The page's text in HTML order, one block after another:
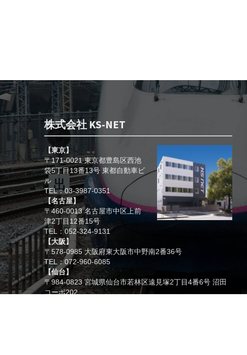
株式会社 KS-NET
【東京】
〒171-0021 東京都豊島区西池
袋5丁目13番13号 東都自動車ビ
ル
TEL：03-3987-0351
【名古屋】
〒460-0013 名古屋市中区上前
津2丁目12番15号
TEL：052-324-9131
【大阪】
〒578-0985 大阪府東大阪市中野南2番36号
TEL：072-960-6085
【仙台】
〒984-0823 宮城県仙台市若林区遠見塚2丁目4番6号 沼田
コーポ202